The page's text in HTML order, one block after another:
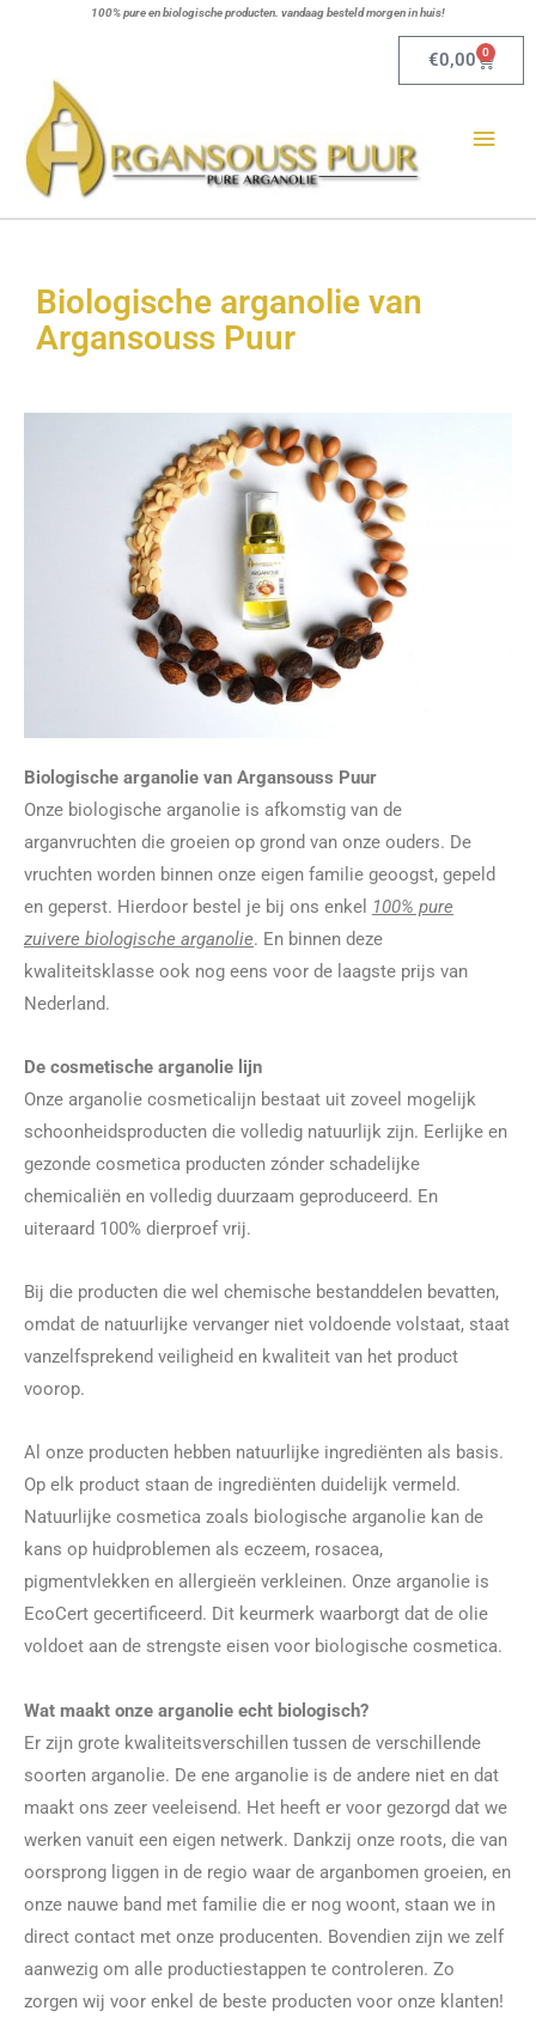
100% pure en biologische producten. vandaag besteld morgen in huis!
€0,00 0
Biologische arganolie van
Argansouss Puur
Biologische arganolie van Argansouss Puur
Onze biologische arganolie is afkomstig van de
arganvruchten die groeien op grond van onze ouders. De
vruchten worden binnen onze eigen familie geoogst, gepeld
en geperst. Hierdoor bestel je bij ons enkel 100% pure
zuivere biologische arganolie. En binnen deze
kwaliteitsklasse ook nog eens voor de laagste prijs van
Nederland.
De cosmetische arganolie lijn
Onze arganolie cosmeticalijn bestaat uit zoveel mogelijk
schoonheidsproducten die volledig natuurlijk zijn. Eerlijke en
gezonde cosmetica producten zónder schadelijke
chemicaliën en volledig duurzaam geproduceerd. En
uiteraard 100% dierproef vrij.
Bij die producten die wel chemische bestanddelen bevatten,
omdat de natuurlijke vervanger niet voldoende volstaat, staat
vanzelfsprekend veiligheid en kwaliteit van het product
voorop.
Al onze producten hebben natuurlijke ingrediënten als basis.
Op elk product staan de ingrediënten duidelijk vermeld.
Natuurlijke cosmetica zoals biologische arganolie kan de
kans op huidproblemen als eczeem, rosacea,
pigmentvlekken en allergieën verkleinen. Onze arganolie is
EcoCert gecertificeerd. Dit keurmerk waarborgt dat de olie
voldoet aan de strengste eisen voor biologische cosmetica.
Wat maakt onze arganolie echt biologisch?
Er zijn grote kwaliteitsverschillen tussen de verschillende
soorten arganolie. De ene arganolie is de andere niet en dat
maakt ons zeer veeleisend. Het heeft er voor gezorgd dat we
werken vanuit een eigen netwerk. Dankzij onze roots, die van
oorsprong liggen in de regio waar de arganbomen groeien, en
onze nauwe band met familie die er nog woont, staan we in
direct contact met onze producenten. Bovendien zijn we zelf
aanwezig om alle productiestappen te controleren. Zo
zorgen wij voor enkel de beste producten voor onze klanten!